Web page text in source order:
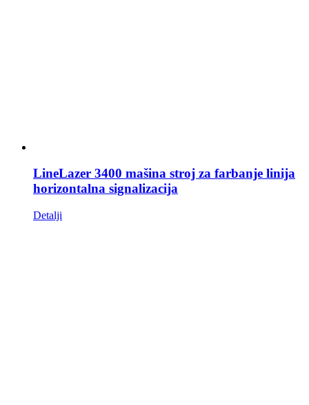
LineLazer 3400 mašina stroj za farbanje linija
horizontalna signalizacija
Detalji